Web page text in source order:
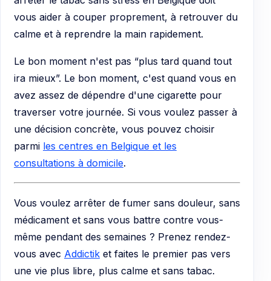
vous aider à couper proprement, à retrouver du
calme et à reprendre la main rapidement.
Le bon moment n'est pas “plus tard quand tout
ira mieux”. Le bon moment, c'est quand vous en
avez assez de dépendre d'une cigarette pour
traverser votre journée. Si vous voulez passer à
une décision concrète, vous pouvez choisir
parmi les centres en Belgique et les
consultations à domicile.
Vous voulez arrêter de fumer sans douleur, sans
médicament et sans vous battre contre vous-
même pendant des semaines ? Prenez rendez-
vous avec Addictik et faites le premier pas vers
une vie plus libre, plus calme et sans tabac.